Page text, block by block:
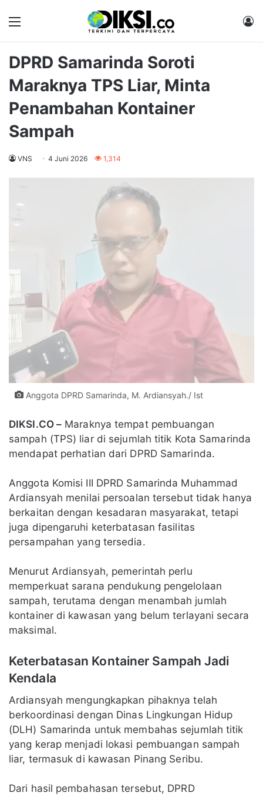
Menu
DPRD Samarinda Soroti
Maraknya TPS Liar, Minta
Penambahan Kontainer
Sampah
VNS 4 Juni 2026 1,314
Anggota DPRD Samarinda, M. Ardiansyah./ Ist
DIKSI.CO – Maraknya tempat pembuangan
sampah (TPS) liar di sejumlah titik Kota Samarinda
mendapat perhatian dari DPRD Samarinda.
Anggota Komisi III DPRD Samarinda Muhammad
Ardiansyah menilai persoalan tersebut tidak hanya
berkaitan dengan kesadaran masyarakat, tetapi
juga dipengaruhi keterbatasan fasilitas
persampahan yang tersedia.
Menurut Ardiansyah, pemerintah perlu
memperkuat sarana pendukung pengelolaan
sampah, terutama dengan menambah jumlah
kontainer di kawasan yang belum terlayani secara
maksimal.
Keterbatasan Kontainer Sampah Jadi
Kendala
Ardiansyah mengungkapkan pihaknya telah
berkoordinasi dengan Dinas Lingkungan Hidup
(DLH) Samarinda untuk membahas sejumlah titik
yang kerap menjadi lokasi pembuangan sampah
liar, termasuk di kawasan Pinang Seribu.
Dari hasil pembahasan tersebut, DPRD